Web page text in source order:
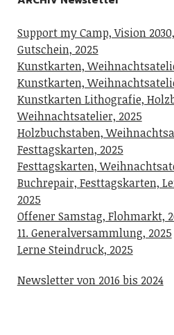
Support my Camp, Vision
Gutschein, 2025
Kunstkarten,
Kunstkarten,
Kunstkarten Lithografie,
Weihnachtsatelier, 2025
Holzbuchstaben,
Festtagskarten, 2025
Festtagskarten,
Buchrepair, Festtagskarten,
2025
Offener Samstag, Flohmarkt,
11. Generalversammlung, 2025
Lerne Steindruck, 2025
Newsletter von 2016 bis 2024